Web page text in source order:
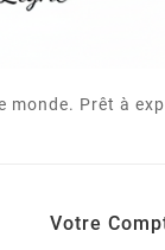
monde. Prêt à
Votre